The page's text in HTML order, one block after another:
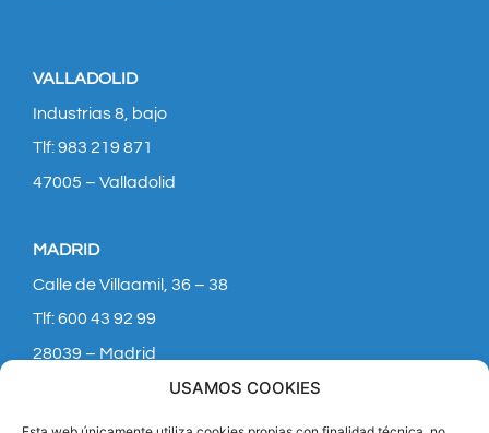
USAMOS COOKIES
VALLADOLID
Industrias 8, bajo
Tlf: 983 219 871
47005 – Valladolid
MADRID
Calle de Villaamil, 36 – 38
Tlf: 600 43 92 99
28039 – Madrid